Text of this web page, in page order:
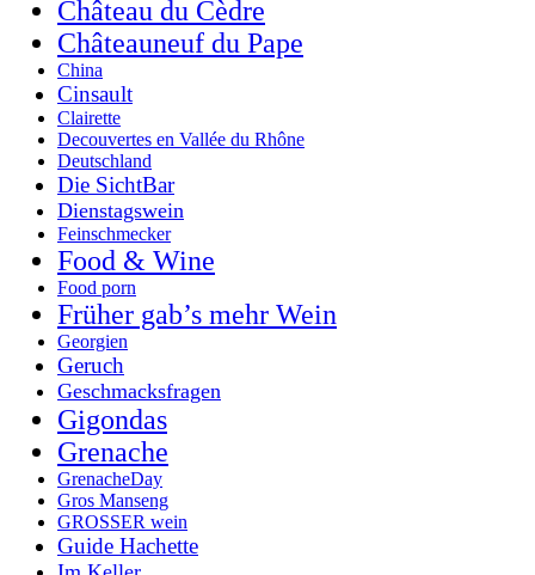
Château du Cèdre
Châteauneuf du Pape
China
Cinsault
Clairette
Decouvertes en Vallée du Rhône
Deutschland
Die SichtBar
Dienstagswein
Feinschmecker
Food & Wine
Food porn
Früher gab’s mehr Wein
Georgien
Geruch
Geschmacksfragen
Gigondas
Grenache
GrenacheDay
Gros Manseng
GROSSER wein
Guide Hachette